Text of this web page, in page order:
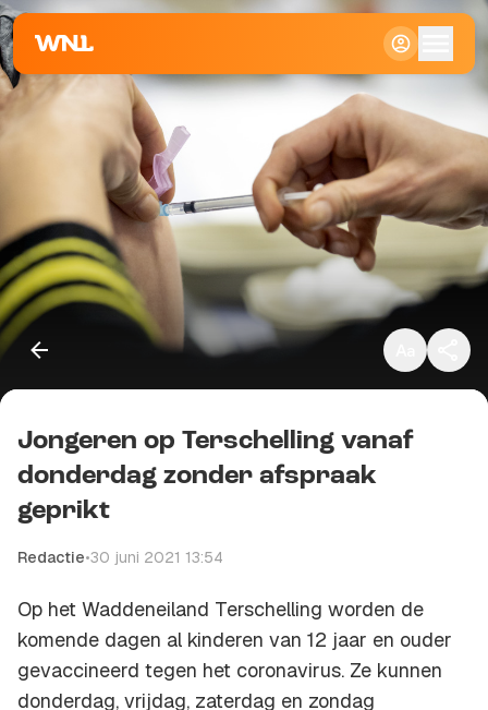
Klein
Standaard
Groot
Kopieer link
Jongeren op Terschelling vanaf
donderdag zonder afspraak
geprikt
Redactie•30 juni 2021 13:54
Op het Waddeneiland Terschelling worden de
komende dagen al kinderen van 12 jaar en ouder
gevaccineerd tegen het coronavirus. Ze kunnen
donderdag, vrijdag, zaterdag en zondag